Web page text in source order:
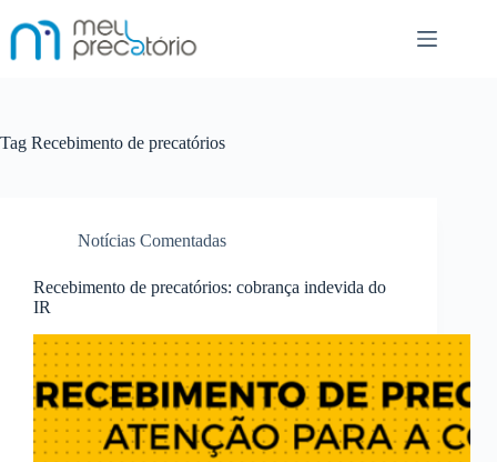
para
Tag Recebimento de precatórios
Notícias Comentadas
Recebimento de precatórios: cobrança indevida do
IR